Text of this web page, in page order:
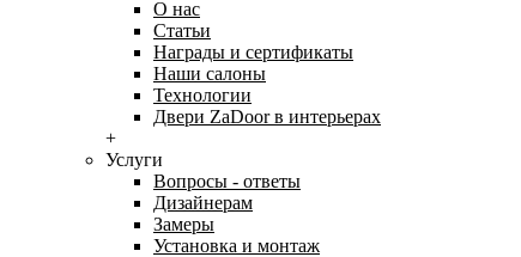
О нас
Статьи
Награды и сертификаты
Наши салоны
Технологии
Двери ZaDoor в интерьерах
+
Услуги
Вопросы - ответы
Дизайнерам
Замеры
Установка и монтаж